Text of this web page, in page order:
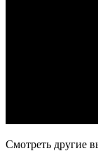
Смотреть другие